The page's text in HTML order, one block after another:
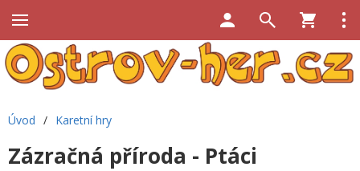
Úvod / Karetní hry
Zázračná příroda - Ptáci